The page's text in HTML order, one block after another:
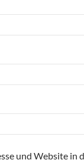
und Website in